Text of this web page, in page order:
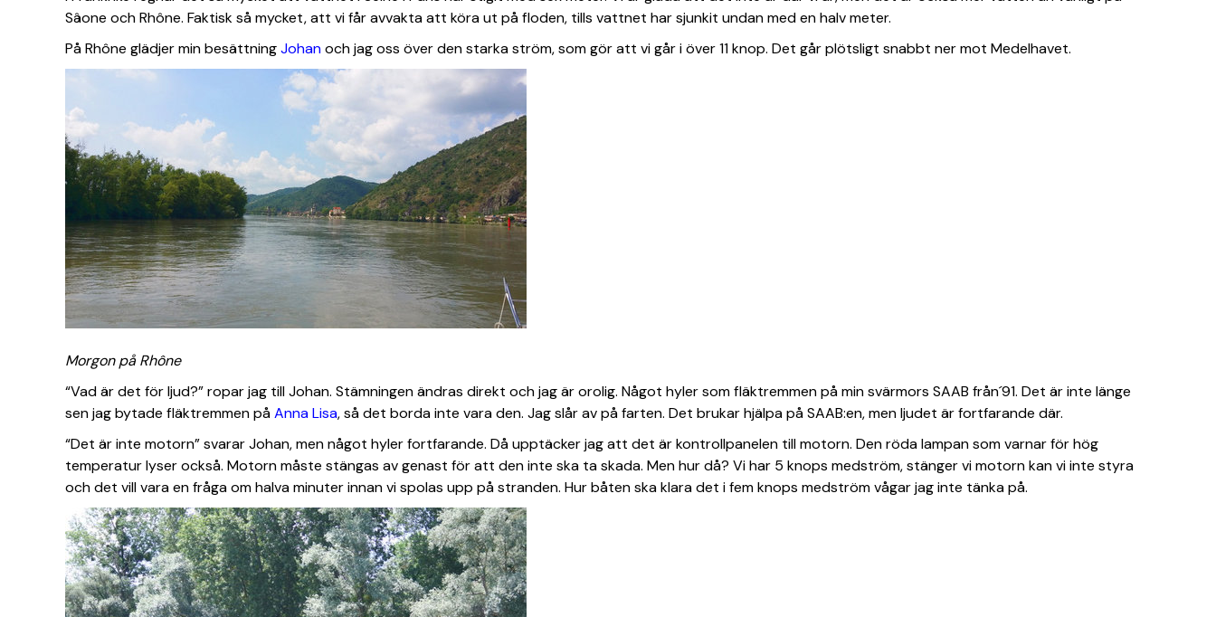
Sâone och Rhône. Faktisk så mycket, att vi får avvakta att köra ut på floden, tills vattnet har sjunkit undan med en halv meter.
På Rhône glädjer min besättningJohanoch jag oss över den starka ström, som gör att vi går i över 11 knop. Det går plötsligt snabbt ner mot Medelhavet.
Morgon på Rhône
“Vad är det för ljud?” ropar jag till Johan. Stämningen ändras direkt och jag är orolig. Något hyler som fläktremmen på min svärmors SAAB från´91. Det är inte länge
sen jag bytade fläktremmen påAnna Lisa, så det borda inte vara den. Jag slår av på farten. Det brukar hjälpa på SAAB:en, men ljudet är fortfarande där.
“Det är inte motorn” svarar Johan, men något hyler fortfarande. Då upptäcker jag att det är kontrollpanelen till motorn. Den röda lampan som varnar för hög
temperatur lyser också. Motorn måste stängas av genast för att den inte ska ta skada. Men hur då? Vi har 5 knops medström, stänger vi motorn kan vi inte styra
och det vill vara en fråga om halva minuter innan vi spolas upp på stranden. Hur båten ska klara det i fem knops medström vågar jag inte tänka på.